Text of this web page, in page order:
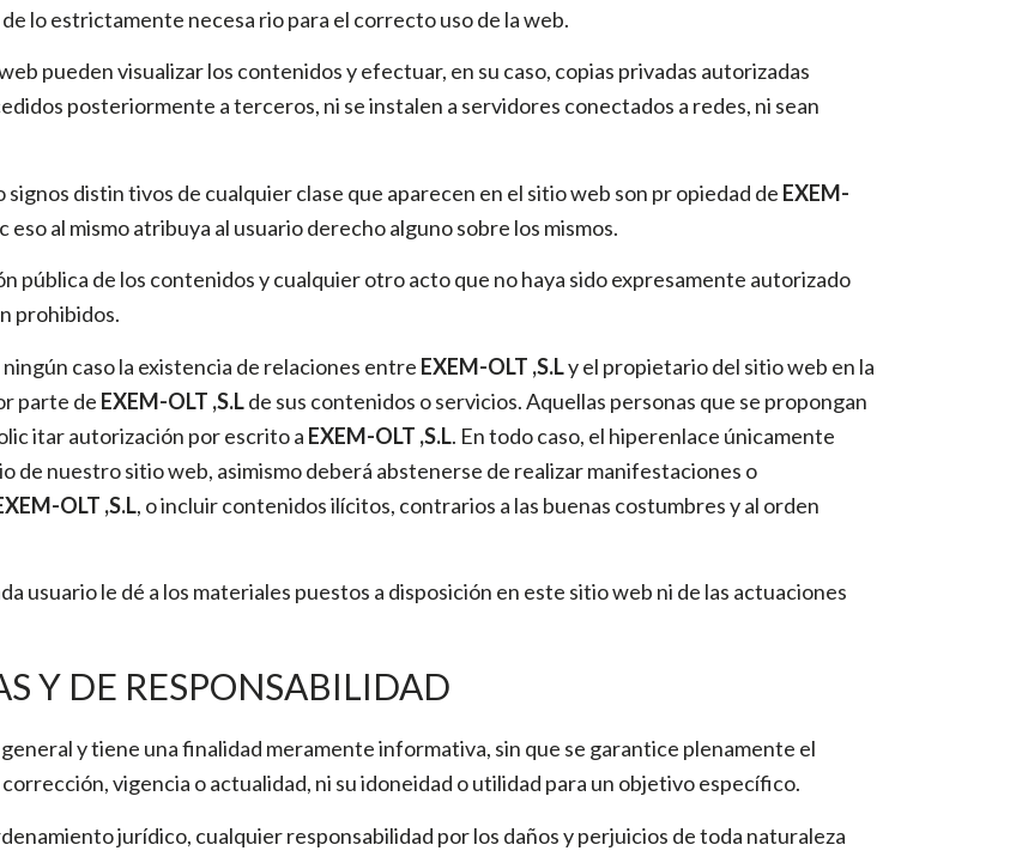
lo estrictamente necesa rio para el correcto uso de la web.
pueden visualizar los contenidos y efectuar, en su caso, copias privadas autorizadas
posteriormente a terceros, ni se instalen a servidores conectados a redes, ni sean
distin tivos de cualquier clase que aparecen en el sitio web son pr opiedad de EXEM-
eso al mismo atribuya al usuario derecho alguno sobre los mismos.
pública de los contenidos y cualquier otro acto que no haya sido expresamente autorizado
prohibidos.
caso la existencia de relaciones entre EXEM-OLT ,S.Ly el propietario del sitio web en la
parte de EXEM-OLT ,S.Lde sus contenidos o servicios. Aquellas personas que se propongan
itar autorización por escrito a EXEM-OLT ,S.L. En todo caso, el hiperenlace únicamente
de nuestro sitio web, asimismo deberá abstenerse de realizar manifestaciones o
OLT ,S.L, o incluir contenidos ilícitos, contrarios a las buenas costumbres y al orden
usuario le dé a los materiales puestos a disposición en este sitio web ni de las actuaciones
Y DE RESPONSABILIDAD
y tiene una finalidad meramente informativa, sin que se garantice plenamente el
vigencia o actualidad, ni su idoneidad o utilidad para un objetivo específico.
jurídico, cualquier responsabilidad por los daños y perjuicios de toda naturaleza